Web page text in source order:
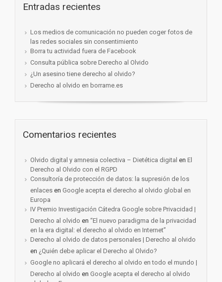
Entradas recientes
Los medios de comunicación no pueden coger fotos de
las redes sociales sin consentimiento
Borra tu actividad fuera de Facebook
Consulta pública sobre Derecho al Olvido
¿Un asesino tiene derecho al olvido?
Derecho al olvido en borrame.es
Comentarios recientes
Olvido digital y amnesia colectiva – Dietética digital en El
Derecho al Olvido con el RGPD
Consultoría de protección de datos: la supresión de los
enlaces en Google acepta el derecho al olvido global en
Europa
IV Premio Investigación Cátedra Google sobre Privacidad |
Derecho al olvido en “El nuevo paradigma de la privacidad
en la era digital: el derecho al olvido en Internet”
Derecho al olvido de datos personales | Derecho al olvido
en ¿Quién debe aplicar el Derecho al Olvido?
Google no aplicará el derecho al olvido en todo el mundo |
Derecho al olvido en Google acepta el derecho al olvido